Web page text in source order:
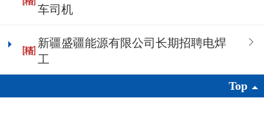
车司机
新疆盛疆能源有限公司长期招聘电焊
工
Top